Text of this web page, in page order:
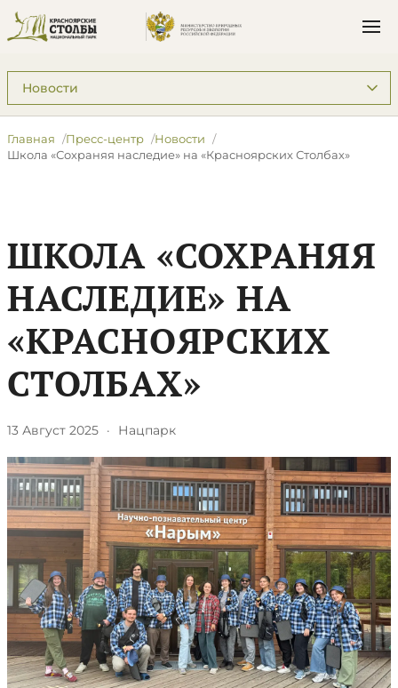
Подразделы: Пресс-центр
Главная Пресс-центр
Новости
​Школа «Сохраняя наследие» на «Красноярских Столбах»
​ШКОЛА «СОХРАНЯЯ
НАСЛЕДИЕ» НА
«КРАСНОЯРСКИХ
СТОЛБАХ»
13 Август 2025 · Нацпарк